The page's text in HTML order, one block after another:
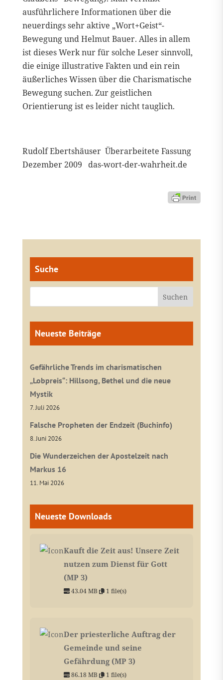
ausführlichere Informationen über die
neuerdings sehr aktive „Wort+Geist“-
Bewegung und Helmut Bauer. Alles in allem
ist dieses Werk nur für solche Leser sinnvoll,
die einige illustrative Fakten und ein rein
äußerliches Wissen über die Charismatische
Bewegung suchen. Zur geistlichen
Orientierung ist es leider nicht tauglich.
Rudolf Ebertshäuser Überarbeitete Fassung
Dezember 2009 das-wort-der-wahrheit.de
Suche
Neueste Beiträge
Gefährliche Trends im charismatischen
„Lobpreis“: Hillsong, Bethel und die neue
Mystik
7. Juli 2026
Falsche Propheten der Endzeit (Buchinfo)
8. Juni 2026
Die Wunderzeichen der Apostelzeit nach
Markus 16
11. Mai 2026
Neueste Downloads
Kauft die Zeit aus! Unsere Zeit
nutzen zum Dienst für Gott
(MP 3)
43.04 MB 1 file(s)
Der priesterliche Auftrag der
Gemeinde und seine
Gefährdung (MP 3)
86.18 MB 1 file(s)